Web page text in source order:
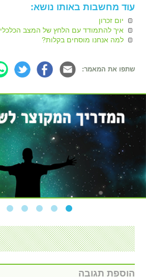
עוד מחשבות באותו נושא:
יום זכרון
איך להתמודד עם הלחץ של המצב הכלכלי
למה אנחנו מוסחים בקלות?
שתפו את המאמר:
הוספת תגובה